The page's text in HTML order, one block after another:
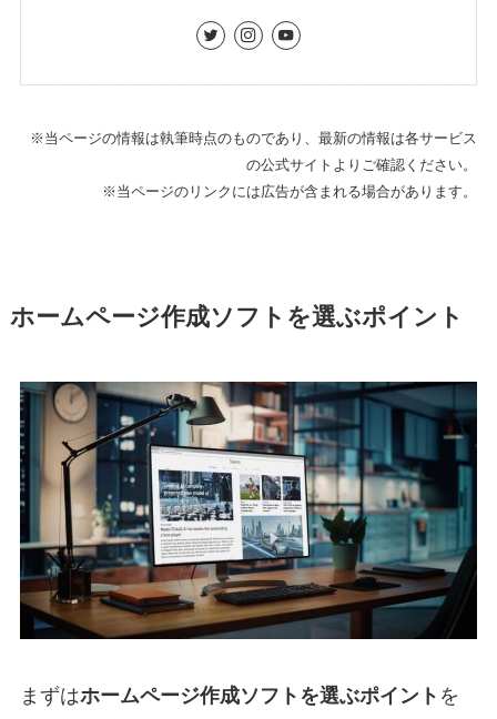
※当ページの情報は執筆時点のものであり、最新の情報は各サービス
の公式サイトよりご確認ください。
※当ページのリンクには広告が含まれる場合があります。
ホームページ作成ソフトを選ぶポイント
まずはホームページ作成ソフトを選ぶポイント を